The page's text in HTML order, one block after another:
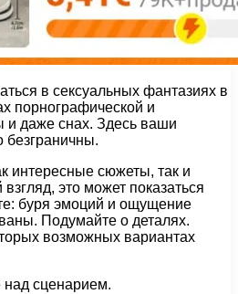
в сексуальных фантазиях в
порнографической и
и даже снах. Здесь ваши
безграничны.
интересные сюжеты, так и
это может показаться
буря эмоций и ощущение
Подумайте о деталях.
возможных вариантах
над сценарием.